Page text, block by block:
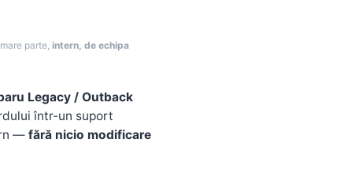
parte, intern, de echipa
Legacy / Outback
într-un suport
— fără nicio modificare